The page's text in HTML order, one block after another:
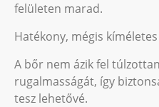
felületen marad.
Hatékony, mégis kíméletes
A bőr nem ázik fel
rugalmasságát, így
tesz lehetővé.